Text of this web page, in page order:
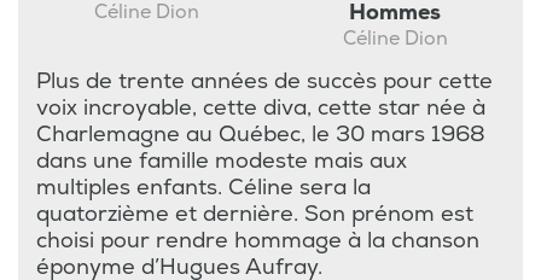
Céline Dion
Hommes
Céline Dion
Plus de trente années de succès pour cette
voix incroyable, cette diva, cette star née à
Charlemagne au Québec, le 30 mars 1968
dans une famille modeste mais aux
multiples enfants. Céline sera la
quatorzième et dernière. Son prénom est
choisi pour rendre hommage à la chanson
éponyme d’Hugues Aufray.